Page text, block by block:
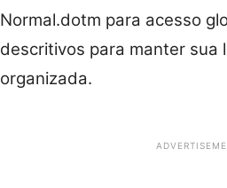
Normal.dotm para acesso
descritivos para manter sua
organizada.